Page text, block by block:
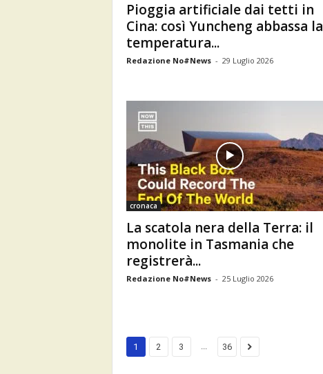
Pioggia artificiale dai tetti in
Cina: così Yuncheng abbassa la
temperatura...
Redazione No#News - 29 Luglio 2026
cronaca
La scatola nera della Terra: il
monolite in Tasmania che
registrerà...
Redazione No#News - 25 Luglio 2026
1 2 3 ... 36